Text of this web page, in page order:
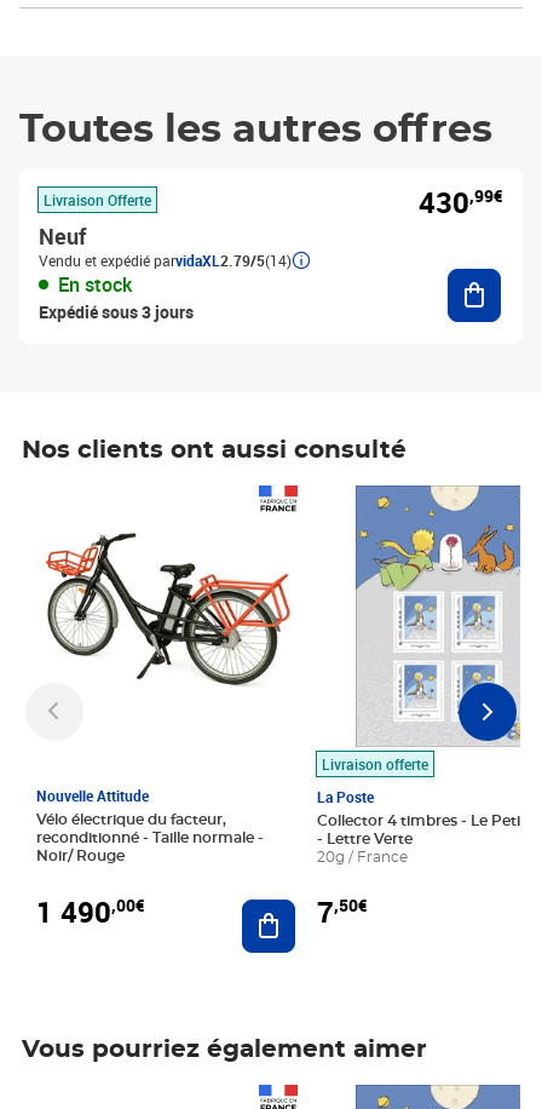
Toutes les autres offres
Livraison Offerte
Neuf
Vendu et expédié parvidaXL 2.79/5(14)
En stock
Expédié sous 3 jours
430,99€
Nos clients ont aussi consulté
Nouvelle Attitude
Vélo électrique du facteur,
reconditionné - Taille normale -
Noir/ Rouge
1 490,00€ Ajouter au panier
Livraison offerte
La Poste
Collector 4 timbres - Le Petit
- Lettre Verte
20g / France
7,50€
Prix 7,50€
Vous pourriez également aimer
Prix 7,50€